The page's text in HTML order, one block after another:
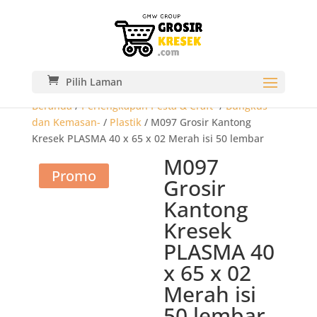
Pilih Laman
Beranda/Perlengkapan Pesta & Craft-/Bungkus
dan Kemasan- / Plastik/ M097 Grosir Kantong
Kresek PLASMA 40 x 65 x 02 Merah isi 50 lembar
Promo M097
Grosir
Kantong
Kresek
PLASMA 40
x 65 x 02
Merah isi